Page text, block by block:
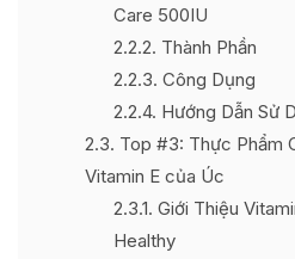
Care 500IU
2.2.2 Thành Phần
2.2.3 Công Dụng
2.2.4 Hướng Dẫn Sử
2.3 Top #3: Thực Phẩm
Vitamin E của Úc
2.3.1 Giới Thiệu
Healthy